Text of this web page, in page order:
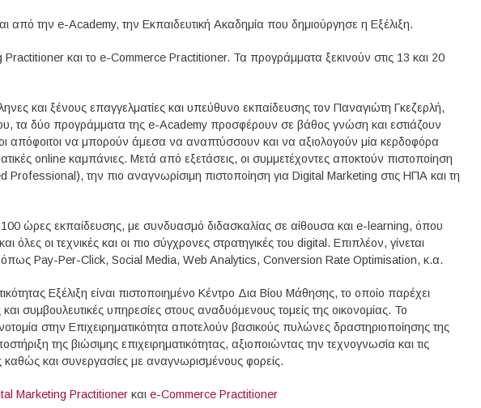
από την e-Academy, την Εκπαιδευτική Ακαδημία που δημιούργησε η Εξέλιξη.
Practitioner και το e-Commerce Practitioner. Τα προγράμματα ξεκινούν στις 13 και 20
και ξένους επαγγελματίες και υπεύθυνο εκπαίδευσης τον Παναγιώτη Γκεζερλή,
τα δύο προγράμματα της e-Academy προσφέρουν σε βάθος γνώση και εστιάζουν
απόφοιτοι να μπορούν άμεσα να αναπτύσσουν και να αξιολογούν μία κερδοφόρα
online καμπάνιες. Μετά από εξετάσεις, οι συμμετέχοντες αποκτούν πιστοποίηση
την πιο αναγνωρίσιμη πιστοποίηση για Digital Marketing στις ΗΠΑ και τη
ώρες εκπαίδευσης, με συνδυασμό διδασκαλίας σε αίθουσα και e-learning, όπου
όλες οι τεχνικές και οι πιο σύγχρονες στρατηγικές του digital. Επιπλέον, γίνεται
Pay-Per-Click, Social Media, Web Analytics, Conversion Rate Optimisation, κ.α.
Εξέλιξη είναι πιστοποιημένο Κέντρο Δια Βίου Μάθησης, το οποίο παρέχει
συμβουλευτικές υπηρεσίες στους αναδυόμενους τομείς της οικονομίας. Το
στην Επιχειρηματικότητα αποτελούν βασικούς πυλώνες δραστηριοποίησης της
της βιώσιμης επιχειρηματικότητας, αξιοποιώντας την τεχνογνωσία και τις
καθώς και συνεργασίες με αναγνωρισμένους φορείς.
Marketing Practitioner και e-Commerce Practitioner